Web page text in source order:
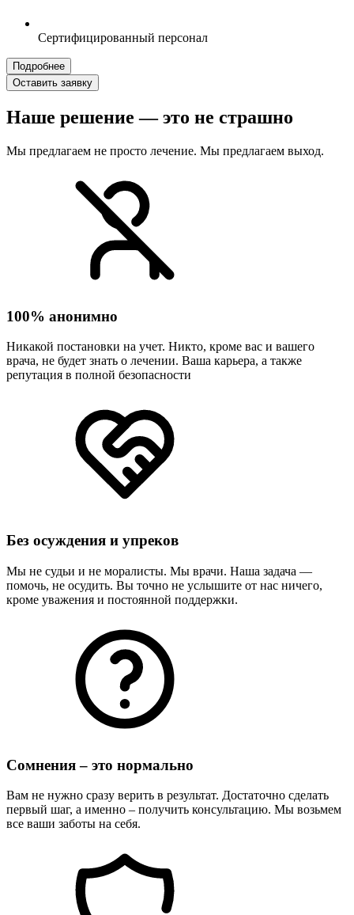
Сертифицированный персонал
Подробнее
Оставить заявку
Наше решение — это не страшно
Мы предлагаем не просто лечение. Мы предлагаем выход.
100% анонимно
Никакой постановки на учет. Никто, кроме вас и вашего
врача, не будет знать о лечении. Ваша карьера, а также
репутация в полной безопасности
Без осуждения и упреков
Мы не судьи и не моралисты. Мы врачи. Наша задача —
помочь, не осудить. Вы точно не услышите от нас ничего,
кроме уважения и постоянной поддержки.
Сомнения – это нормально
Вам не нужно сразу верить в результат. Достаточно сделать
первый шаг, а именно – получить консультацию. Мы возьмем
все ваши заботы на себя.